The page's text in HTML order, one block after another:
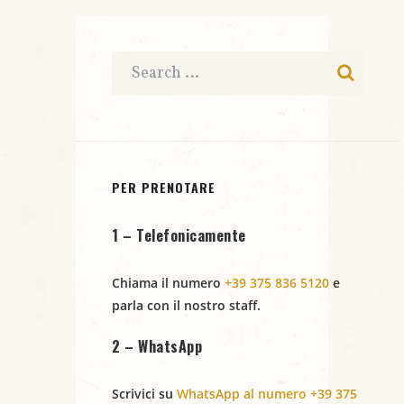
z
PER PRENOTARE
1 – Telefonicamente
Chiama il numero +39 375 836 5120 e
parla con il nostro staff.
2 – WhatsApp
Scrivici su WhatsApp al numero +39 375